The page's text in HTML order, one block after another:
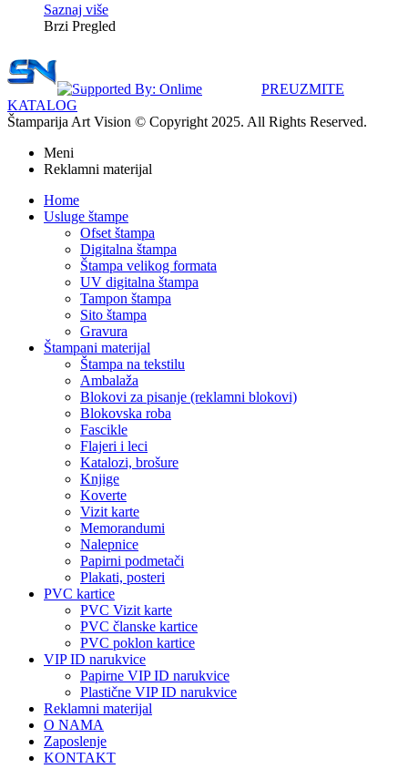
Saznaj više
Brzi Pregled
PREUZMITE
KATALOG
Štamparija Art Vision © Copyright 2025. All Rights Reserved.
Meni
Reklamni materijal
Home
Usluge štampe
Ofset štampa
Digitalna štampa
Štampa velikog formata
UV digitalna štampa
Tampon štampa
Sito štampa
Gravura
Štampani materijal
Štampa na tekstilu
Ambalaža
Blokovi za pisanje (reklamni blokovi)
Blokovska roba
Fascikle
Flajeri i leci
Katalozi, brošure
Knjige
Koverte
Vizit karte
Memorandumi
Nalepnice
Papirni podmetači
Plakati, posteri
PVC kartice
PVC Vizit karte
PVC članske kartice
PVC poklon kartice
VIP ID narukvice
Papirne VIP ID narukvice
Plastične VIP ID narukvice
Reklamni materijal
O NAMA
Zaposlenje
KONTAKT